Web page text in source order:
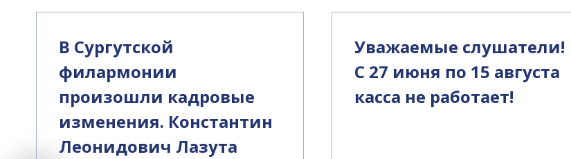
В Сургутской
филармонии
произошли кадровые
изменения. Константин
Леонидович Лазута
Уважаемые слушатели!
С 27 июня по 15 августа
касса не работает!